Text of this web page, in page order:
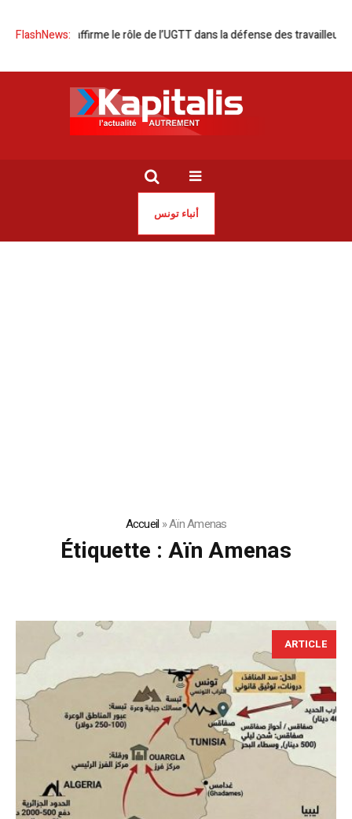
FlashNews:
Selmi réaffirme le rôle de l’UGTT dans la défense des travailleurs
أنباء تونس
Accueil »Aïn Amenas
Étiquette : Aïn Amenas
ARTICLE